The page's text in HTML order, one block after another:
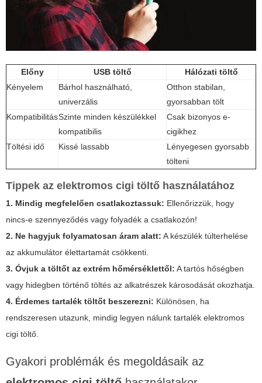
Előny USB töltő
Hálózati töltő
Kényelem
Bárhol használható,
univerzális
Otthon stabilan,
gyorsabban tölt
KompatibilitásSzinte minden készülékkel
kompatibilis
Csak bizonyos e-
cigikhez
Töltési idő
Kissé lassabb
Lényegesen gyorsabb
tölteni
Tippek az elektromos cigi töltő használatához
1. Mindig megfelelően csatlakoztassuk: Ellenőrizzük, hogy
nincs-e szennyeződés vagy folyadék a csatlakozón!
2. Ne hagyjuk folyamatosan áram alatt: A készülék túlterhelése
az akkumulátor élettartamát csökkenti.
3. Óvjuk a töltőt az extrém hőmérséklettől: A tartós hőségben
vagy hidegben történő töltés az alkatrészek károsodását okozhatja.
4. Érdemes tartalék töltőt beszerezni: Különösen, ha
rendszeresen utazunk, mindig legyen nálunk tartalék elektromos
cigi töltő
Gyakori problémák és megoldásaik az